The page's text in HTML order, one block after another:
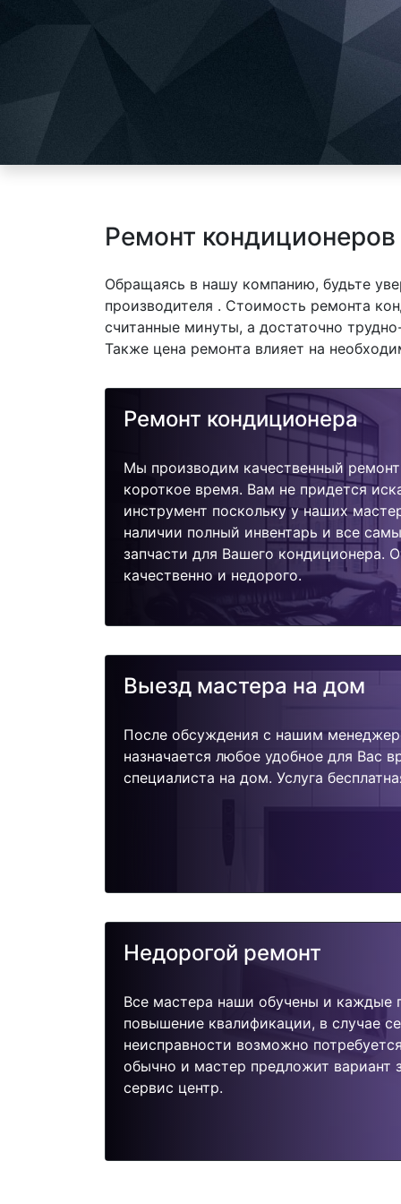
Ремонт
Обращаясь в нашу компанию, будьте
производителя . Стоимость ремонта
считанные минуты, а достаточно
Также цена ремонта влияет на
Ремонт кондиционера
Мы производим качественный
короткое время. Вам не придется
инструмент поскольку у наших
наличии полный инвентарь и все
запчасти для Вашего кондиционера.
качественно и недорого.
Выезд мастера на дом
После обсуждения с нашим
назначается любое удобное для Вас
специалиста на дом. Услуга
Недорогой ремонт
Все мастера наши обучены и каждые
повышение квалификации, в случае
неисправности возможно
обычно и мастер предложит вариант
сервис центр.